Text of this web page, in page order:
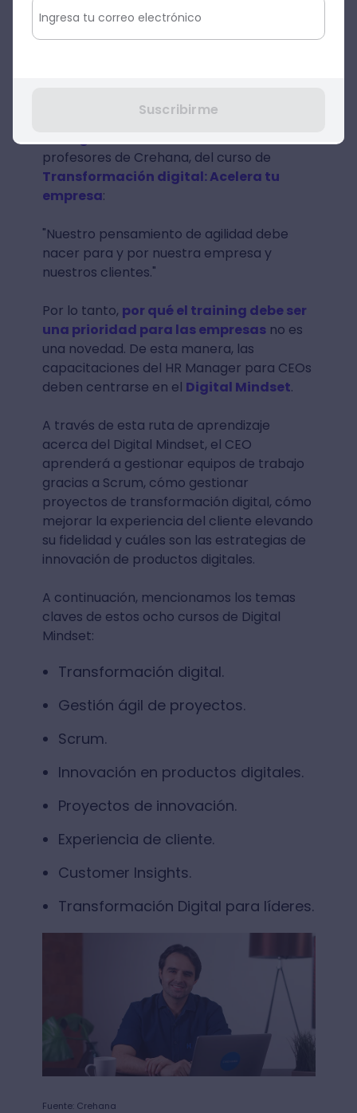
incorporación de nueva tecnología en la
compañía sino, también, en el crecimiento
Revisemos lo que menciona
Rodrigues De Oliveira, uno de nuestros
profesores de Crehana, del curso de
Transformación digital: Acelera tu
empresa:
"Nuestro pensamiento de agilidad debe
nacer para y por nuestra empresa y
nuestros clientes."
Por lo tanto, por qué el training debe ser
una prioridad para las empresasno es
una novedad. De esta manera, las
capacitaciones del HR Manager para CEOs
deben centrarse en el Digital Mindset.
A través de esta ruta de aprendizaje
acerca del Digital Mindset, el CEO
aprenderá a gestionar equipos de trabajo
gracias a Scrum, cómo gestionar
proyectos de transformación digital, cómo
mejorar la experiencia del cliente elevando
su fidelidad y cuáles son las estrategias de
innovación de productos digitales.
A continuación, mencionamos los temas
claves de estos ocho cursos de Digital
Mindset:
Transformación digital.
Gestión ágil de proyectos.
Scrum.
Innovación en productos digitales.
Proyectos de innovación.
Experiencia de cliente.
Customer Insights.
Transformación Digital para líderes.
Fuente: Crehana
Suscribirme